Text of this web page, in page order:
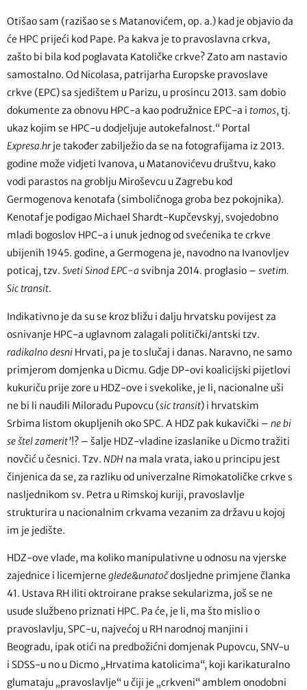
Otišao sam (razišao se s Matanovićem, op. a.) kad je objavio da
će HPC prijeći kod Pape. Pa kakva je to pravoslavna crkva,
zašto bi bila kod poglavata Katoličke crkve? Zato am nastavio
samostalno. Od Nicolasa, patrijarha Europske pravoslave
crkve (EPC) sa sjedištem u Parizu, u prosincu 2013. sam dobio
dokumente za obnovu HPC-a kao podružnice EPC-a i tomos, tj.
ukaz kojim se HPC-u dodjeljuje autokefalnost.“ Portal
Expresa.hrje također zabilježio da se na fotografijama iz 2013.
godine može vidjeti Ivanova, u Matanovićevu društvu, kako
vodi parastos na groblju Miroševcu u Zagrebu kod
Germogenova kenotafa (simboličnoga groba bez pokojnika).
Kenotaf je podigao Michael Shardt-Kupčevskyj, svojedobno
mladi bogoslov HPC-a i unuk jednog od svećenika te crkve
ubijenih 1945. godine, a Germogena je, navodno na Ivanovljev
poticaj, tzv. Sveti Sinod EPC-a svibnja 2014. proglasio – svetim.
Sic transit.
Indikativno je da su se kroz bližu i dalju hrvatsku povijest za
osnivanje HPC-a uglavnom zalagali politički/antski tzv.
radikalno desni Hrvati, pa je to slučaj i danas. Naravno, ne samo
primjerom domjenka u Dicmu. Gdje DP-ovi koalicijski pijetlovi
kukuriču prije zore u HDZ-ove i svekolike, je li, nacionalne uši
ne bi li naudili Miloradu Pupovcu (sic transit) i hrvatskim
Srbima listom okupljenih oko SPC. A HDZ pak kukavički – ne bi
se štel zamerit’!? – šalje HDZ-vladine izaslanike u Dicmo tražiti
novčić u česnici. Tzv. NDH na mala vrata, iako u principu jest
činjenica da se, za razliku od univerzalne Rimokatoličke crkve s
nasljednikom sv. Petra u Rimskoj kuriji, pravoslavlje
strukturira u nacionalnim crkvama vezanim za državu u kojoj
im je jedište.
HDZ-ove vlade, ma koliko manipulativne u odnosu na vjerske
zajednice i licemjerne glede&unatočdosljedne primjene članka
41. Ustava RH iliti oktroirane prakse sekularizma, još se ne
usude službeno priznati HPC. Pa će, je li, ma što mislio o
pravoslavlju, SPC-u, najvećoj u RH narodnoj manjini i
Beogradu, ipak otići na predbožićni domjenak Pupovcu, SNV-u
i SDSS-u no u Dicmo „Hrvatima katolicima“, koji karikaturalno
glumataju „pravoslavlje“ u čiji je „crkveni“ amblem onodobni